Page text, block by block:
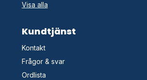
Visa alla
Kundtjänst
Kontakt
Frågor & svar
Ordlista